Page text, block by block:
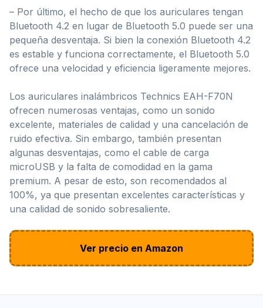
– Por último, el hecho de que los auriculares tengan
Bluetooth 4.2 en lugar de Bluetooth 5.0 puede ser una
pequeña desventaja. Si bien la conexión Bluetooth 4.2
es estable y funciona correctamente, el Bluetooth 5.0
ofrece una velocidad y eficiencia ligeramente mejores.
Los auriculares inalámbricos Technics EAH-F70N
ofrecen numerosas ventajas, como un sonido
excelente, materiales de calidad y una cancelación de
ruido efectiva. Sin embargo, también presentan
algunas desventajas, como el cable de carga
microUSB y la falta de comodidad en la gama
premium. A pesar de esto, son recomendados al
100%, ya que presentan excelentes características y
una calidad de sonido sobresaliente.
Ver precio en Amazon